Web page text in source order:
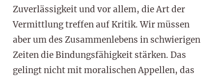
Zuverlässigkeit und vor allem, die Art der
Vermittlung treffen auf Kritik. Wir müssen
aber um des Zusammenlebens in schwierigen
Zeiten die Bindungsfähigkeit stärken. Das
gelingt nicht mit moralischen Appellen, das